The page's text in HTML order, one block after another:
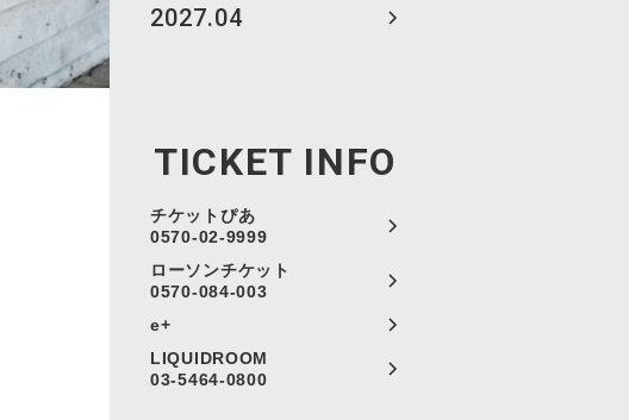
2027.04
TICKET INFO
チケットぴあ
0570-02-9999
ローソンチケット
0570-084-003
e+
LIQUIDROOM
03-5464-0800